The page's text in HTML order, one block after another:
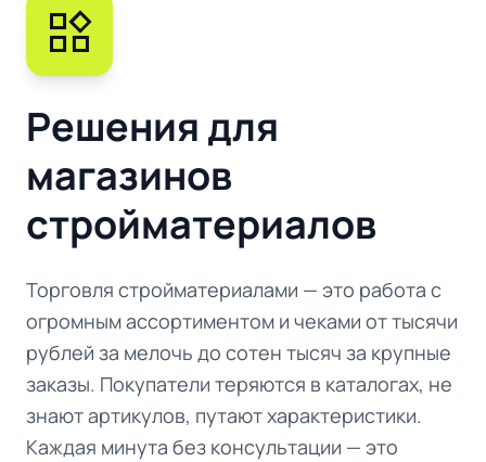
widgets
Решения для
магазинов
стройматериалов
Торговля стройматериалами — это работа с
огромным ассортиментом и чеками от тысячи
рублей за мелочь до сотен тысяч за крупные
заказы. Покупатели теряются в каталогах, не
знают артикулов, путают характеристики.
Каждая минута без консультации — это